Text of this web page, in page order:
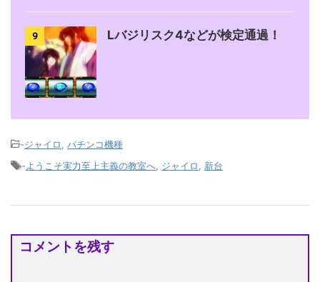
9 Lバジリスク4などが検定通過！
-ジャイロ
パチンコ機種
-ようこそ実力至上主義の教室へ ジャイロ 新台
コメントを残す